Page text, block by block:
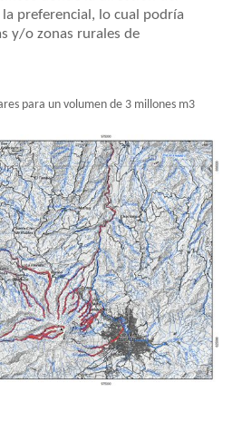
preferencial, lo cual podría
y/o zonas rurales de
para un volumen de 3 millones m3